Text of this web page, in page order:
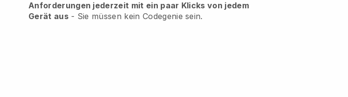
Anforderungen jederzeit mit ein paar Klicks von jedem
Gerät aus- Sie müssen kein Codegenie sein.